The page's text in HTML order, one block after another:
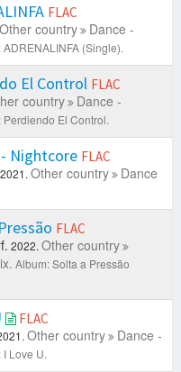
FLAC
Other country
Dance -
ADRENALINFA (Single).
El Control FLAC
country
Dance -
Perdiendo El Control.
Nightcore FLAC
2021. Other country
Dance
FLAC
2022. Other country
Album: Solta a Pressão
FLAC
Other country
Dance -
I Love U.